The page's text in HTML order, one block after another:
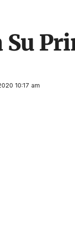
Su
10:17 am